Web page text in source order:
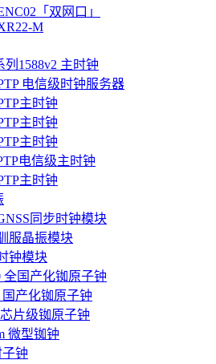
「双网口」
M
列1588v2 主时钟
电信级时钟服务器
主时钟
主时钟
主时钟
电信级主时钟
主时钟
同步时钟模块
服晶振模块
钟模块
全国产化铷原子钟
国产化铷原子钟
片级铷原子钟
微型铷钟
子钟